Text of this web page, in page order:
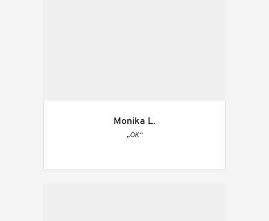
Monika L.
„OK“